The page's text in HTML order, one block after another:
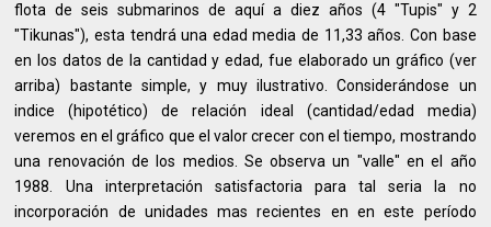
flota de seis submarinos de aquí a diez años (4 "Tupis" y 2
"Tikunas"), esta tendrá una edad media de 11,33 años. Con base
en los datos de la cantidad y edad, fue elaborado un gráfico (ver
arriba) bastante simple, y muy ilustrativo. Considerándose un
indice (hipotético) de relación ideal (cantidad/edad media)
veremos en el gráfico que el valor crecer con el tiempo, mostrando
una renovación de los medios. Se observa un "valle" en el año
1988. Una interpretación satisfactoria para tal seria la no
incorporación de unidades mas recientes en en este período